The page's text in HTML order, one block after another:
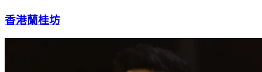
香港蘭桂坊